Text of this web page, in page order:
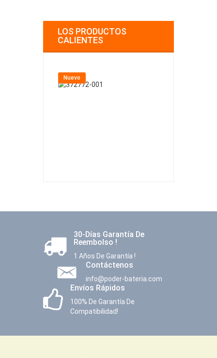
LOS PRODUCTOS
CALIENTES
Nuevo
30-Días Garantía De
Reembolso !
1 Años De Garantía !
Contáctenos
info@poder-bateria.com
Envíos Rápidos
100% De Garantía De
Compatibilidad!